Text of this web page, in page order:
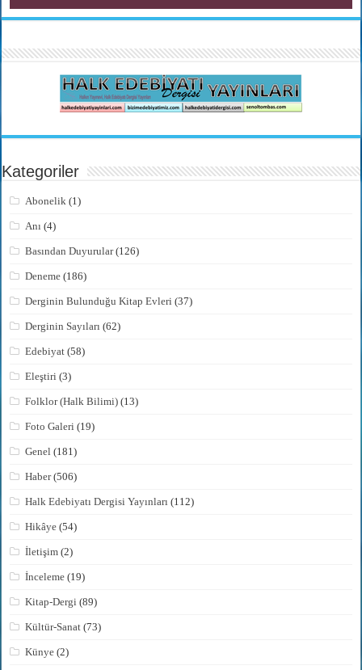
Kategoriler
Abonelik (1)
Anı (4)
Basından Duyurular(126)
Deneme (186)
Derginin Bulunduğu Kitap Evleri (37)
Derginin Sayıları (62)
Edebiyat (58)
Eleştiri (3)
Folklor (Halk Bilimi) (13)
Foto Galeri (19)
Genel (181)
Haber(506)
Halk Edebiyatı Dergisi Yayınları (112)
Hikâye (54)
İletişim (2)
İnceleme (19)
Kitap-Dergi (89)
Kültür-Sanat (73)
Künye (2)